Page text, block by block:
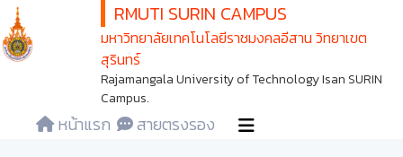
RMUTI SURIN CAMPUS
มหาวิทยาลัยเทคโนโลยีราชมงคลอีสาน วิทยาเขต
สุรินทร์
Rajamangala University of Technology Isan SURIN
Campus.
หน้าแรก สายตรงรอง